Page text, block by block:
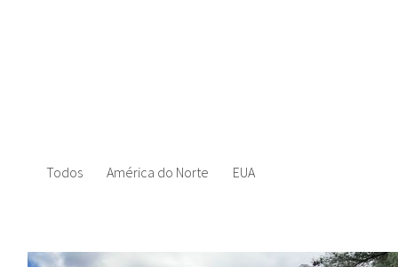
Todos América do Norte EUA